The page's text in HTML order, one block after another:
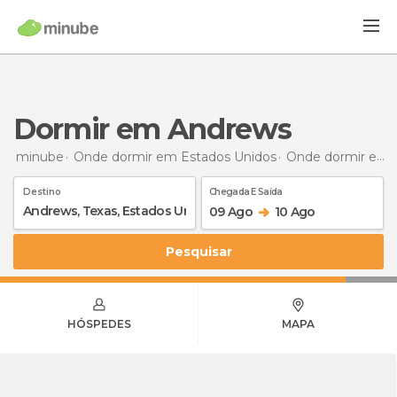
Dormir em Andrews
minube Onde dormir em Estados Unidos Onde dormir em Texas
Destino Chegada E Saída
09 Ago 10 Ago
Pesquisar
HÓSPEDES MAPA